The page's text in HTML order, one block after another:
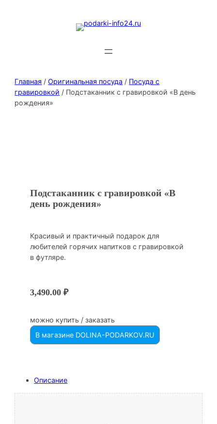
Главная /Оригинальная посуда / Посуда с
гравировкой / Подстаканник с гравировкой «В день
рождения»
Подстаканник с гравировкой «В
день рождения»
Красивый и практичный подарок для
любителей горячих напитков с гравировкой
в футляре.
3,490.00₽
можно купить / заказать
В магазине DOLINA-PODARKOV.RU
Описание